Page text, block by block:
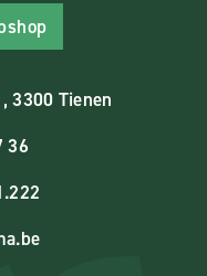
3300 Tienen
36